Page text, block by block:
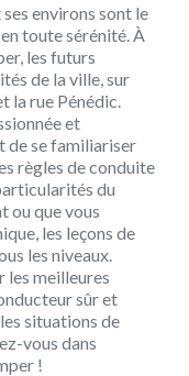
environs sont le
toute sérénité. À
les futurs
de la ville, sur
la rue Pénédic.
et
de se familiariser
règles de conduite
du
ou que vous
les leçons de
les niveaux.
les meilleures
sûr et
situations de
vous dans
!